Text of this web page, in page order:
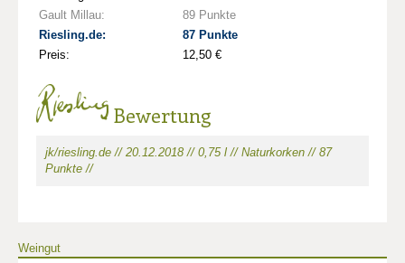
Gault Millau:
89 Punkte
Riesling.de:
87 Punkte
Preis:
12,50 €
Bewertung
jk/riesling.de // 20.12.2018 // 0,75 l // Naturkorken // 87
Punkte //
Weingut